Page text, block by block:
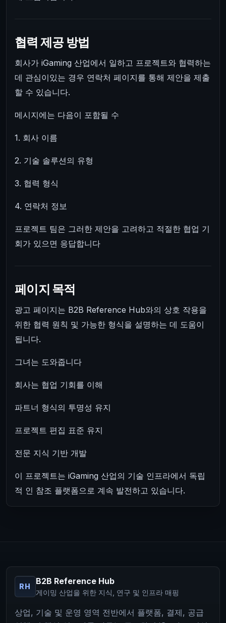
협력 제공 방법
회사가 iGaming 산업에서 일하고 프로젝트와 협력하는
데 관심이있는 경우 연락처 페이지를 통해 제안을 제출
할 수 있습니다.
메시지에는 다음이 포함될 수
1. 회사 이름
2. 기술 솔루션의 유형
3. 협력 형식
4. 연락처 정보
프로젝트 팀은 그러한 제안을 고려하고 적절한 협업 기
회가 있으면 응답합니다
페이지 목적
광고 페이지는 B2B Reference Hub와의 상호 작용을
위한 협력 원칙 및 가능한 형식을 설명하는 데 도움이
됩니다.
그녀는 도와줍니다
회사는 협업 기회를 이해
파트너 형식의 투명성 유지
프로젝트 편집 표준 유지
전문 지식 기반 개발
이 프로젝트는 iGaming 산업의 기술 인프라에서 독립
적 인 참조 플랫폼으로 계속 발전하고 있습니다.
RH
B2B Reference Hub
게이밍 산업을 위한 지식, 연구 및 인프라 매핑
상업, 기술 및 운영 영역 전반에서 플랫폼, 결제, 공급